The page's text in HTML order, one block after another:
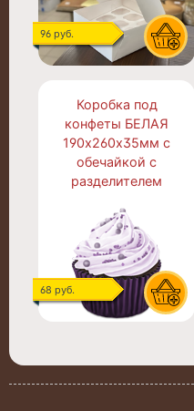
96 руб.
68 руб.
Коробка под
конфеты БЕЛАЯ
190х260х35мм с
обечайкой с
разделителем